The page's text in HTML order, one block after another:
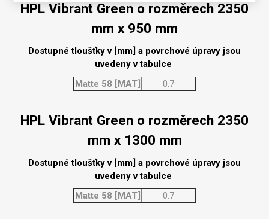
HPL Vibrant Green o rozměrech 2350
mm x 950 mm
Dostupné tloušťky v [mm] a povrchové úpravy jsou
uvedeny v tabulce
Matte 58 [MAT]
0.7
HPL Vibrant Green o rozměrech 2350
mm x 1300 mm
Dostupné tloušťky v [mm] a povrchové úpravy jsou
uvedeny v tabulce
Matte 58 [MAT]
0.7